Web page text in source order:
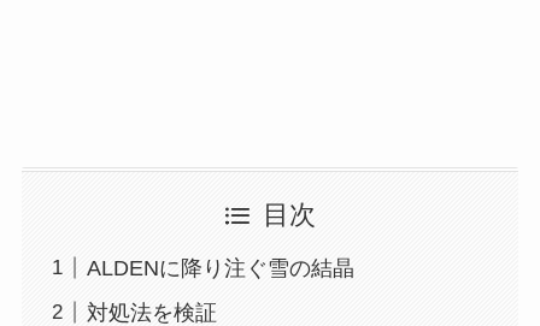
目次
ALDENに降り注ぐ雪の結晶
対処法を検証